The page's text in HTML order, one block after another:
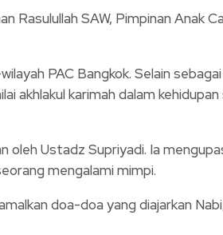
SAW, Pimpinan Anak
PAC Bangkok. Selain
akhlakul karimah dalam
oleh Ustadz Supriyadi. Ia
mengalami mimpi.
doa-doa yang diajarkan